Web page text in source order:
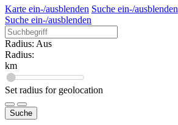
Karte ein-/ausblenden Suche ein-/ausblenden
Suche ein-/ausblenden
Radius: Aus
Radius:
km
Set radius for geolocation
Suche